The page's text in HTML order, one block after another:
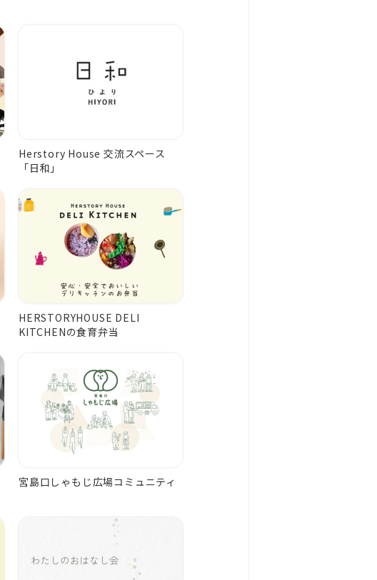
Herstory House 交流スペース
「日和」
HERSTORYHOUSE DELI
KITCHENの食育弁当
宮島口しゃもじ広場コミュニティ